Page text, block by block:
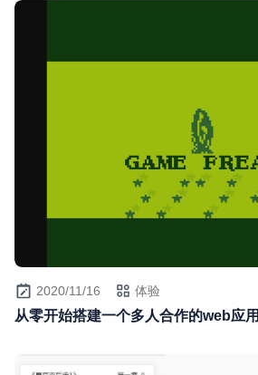
2020/11/16 体验
从零开始搭建一个多人合作的web应用